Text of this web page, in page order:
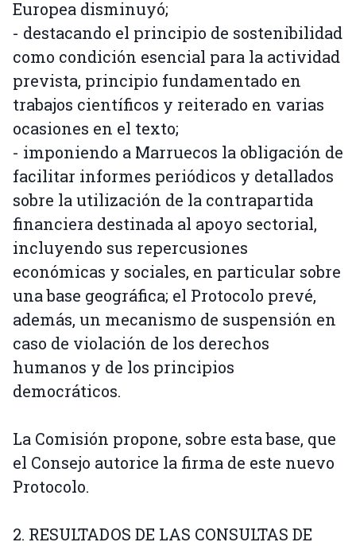
Europea disminuyó;
- destacando el principio de sostenibilidad
como condición esencial para la actividad
prevista, principio fundamentado en
trabajos científicos y reiterado en varias
ocasiones en el texto;
- imponiendo a Marruecos la obligación de
facilitar informes periódicos y detallados
sobre la utilización de la contrapartida
financiera destinada al apoyo sectorial,
incluyendo sus repercusiones
económicas y sociales, en particular sobre
una base geográfica; el Protocolo prevé,
además, un mecanismo de suspensión en
caso de violación de los derechos
humanos y de los principios
democráticos.
La Comisión propone, sobre esta base, que
el Consejo autorice la firma de este nuevo
Protocolo.
2. RESULTADOS DE LAS CONSULTAS DE